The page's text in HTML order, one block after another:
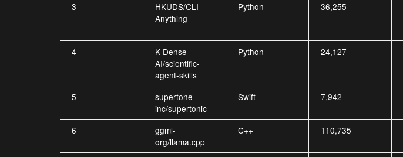
3
HKUDS/CLI-
Anything
Python 36,255
4
K-Dense-
AI/scientific-
agent-skills
Python 24,127
5
supertone-
inc/supertonic
Swift 7,942
6
ggml-
org/llama.cpp
C++ 110,735